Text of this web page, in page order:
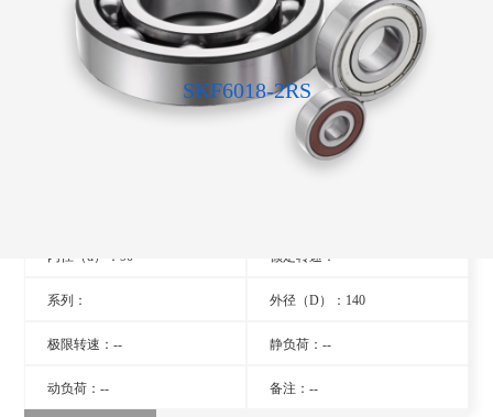
SKF6018-2RS
旧型号：- -
内径（d）：90 额定转速：- -
系列： 外径（D）：140
极限转速：-- 静负荷：--
动负荷：-- 备注：--